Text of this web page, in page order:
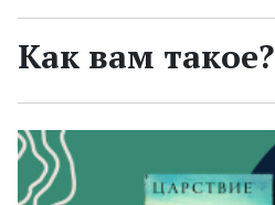
Как вам такое?